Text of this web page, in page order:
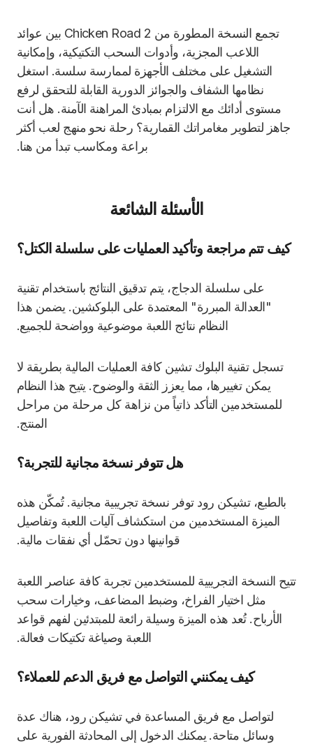
تجمع النسخة المطورة من Chicken Road 2 بين عوائد
اللاعب المجزية، وأدوات السحب التكتيكية، وإمكانية
التشغيل على مختلف الأجهزة لممارسة سلسة. استغل
نظامها الشفاف والجوائز الدورية القابلة للتحقق لرفع
مستوى أدائك مع الالتزام بمبادئ المراهنة الآمنة. هل أنت
جاهز لتطوير مغامراتك القمارية؟ رحلة نحو منهج لعب أكثر
براعة ومكاسب تبدأ من هنا.
الأسئلة الشائعة
كيف تتم مراجعة وتأكيد العمليات على سلسلة الكتل؟
على سلسلة الدجاج، يتم تدقيق النتائج باستخدام تقنية
"العدالة المبررة" المعتمدة على البلوكشين. يضمن هذا
النظام نتائج اللعبة موضوعية وواضحة للجميع.
تسجل تقنية البلوك تشين كافة العمليات المالية بطريقة لا
يمكن تغييرها، مما يعزز الثقة والوضوح. يتيح هذا النظام
للمستخدمين التأكد ذاتياً من نزاهة كل مرحلة من مراحل
المنتج.
هل تتوفر نسخة مجانية للتجربة؟
بالطبع، تشيكن رود توفر نسخة تجريبية مجانية. تُمكّن هذه
الميزة المستخدمين من استكشاف آليات اللعبة وتفاصيل
قوانينها دون تحمّل أي نفقات مالية.
تتيح النسخة التجريبية للمستخدمين تجربة كافة عناصر اللعبة
مثل اختيار الفراخ، وضبط المضاعف، وخيارات سحب
الأرباح. تُعد هذه الميزة وسيلة رائعة للمبتدئين لفهم قواعد
اللعبة وصياغة تكتيكات فعالة.
كيف يمكنني التواصل مع فريق الدعم للعملاء؟
لتواصل مع فريق المساعدة في تشيكن رود، هناك عدة
وسائل متاحة. يمكنك الدخول إلى المحادثة الفورية على